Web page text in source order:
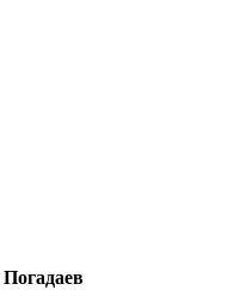
Погадаев